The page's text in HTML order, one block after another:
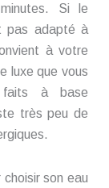
Si le
pas adapté à
à votre
luxe que vous
à base
très peu de
son eau